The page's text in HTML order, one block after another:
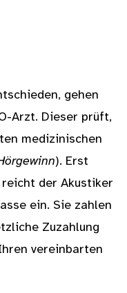
gehen
Arzt. Dieser prüft,
medizinischen
). Erst
der Akustiker
ein. Sie zahlen
Zuzahlung
vereinbarten